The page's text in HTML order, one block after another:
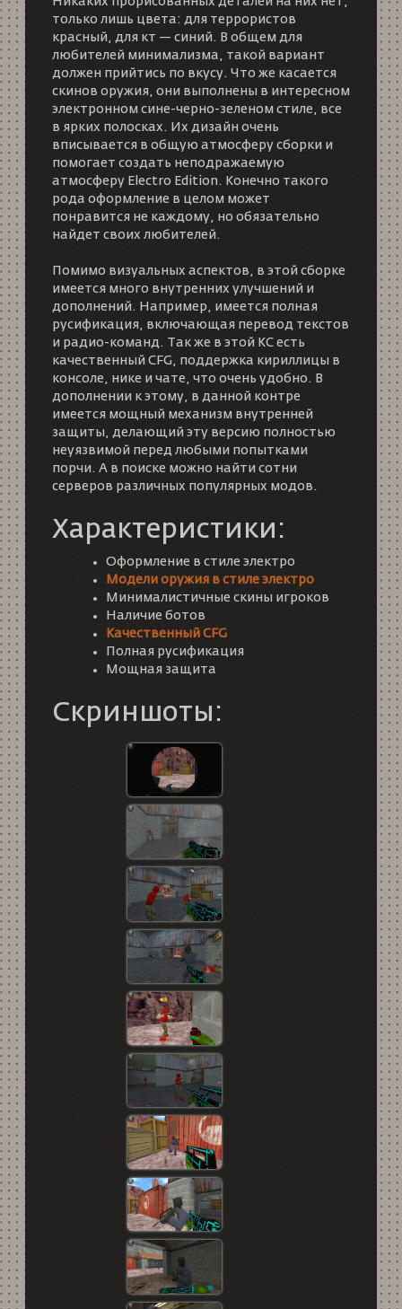
только лишь цвета: для террористов
красный, для кт — синий. В общем для
любителей минимализма, такой вариант
должен прийтись по вкусу. Что же касается
скинов оружия, они выполнены в интересном
электронном сине-черно-зеленом стиле, все
в ярких полосках. Их дизайн очень
вписывается в общую атмосферу сборки и
помогает создать неподражаемую
атмосферу Electro Edition. Конечно такого
рода оформление в целом может
понравится не каждому, но обязательно
найдет своих любителей.
Помимо визуальных аспектов, в этой сборке
имеется много внутренних улучшений и
дополнений. Например, имеется полная
русификация, включающая перевод текстов
и радио-команд. Так же в этой КС есть
качественный CFG, поддержка кириллицы в
консоле, нике и чате, что очень удобно. В
дополнении к этому, в данной контре
имеется мощный механизм внутренней
защиты, делающий эту версию полностью
неуязвимой перед любыми попытками
порчи. А в поиске можно найти сотни
серверов различных популярных модов.
Характеристики:
Оформление в стиле электро
Модели оружия в стиле электро
Минималистичные скины игроков
Наличие ботов
Качественный CFG
Полная русификация
Мощная защита
Скриншоты: